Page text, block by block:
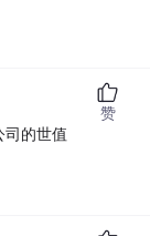
司的世值
赞